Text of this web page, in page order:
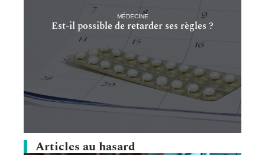
MÉDECINE
Est-il possible de retarder ses règles ?
Articles au hasard